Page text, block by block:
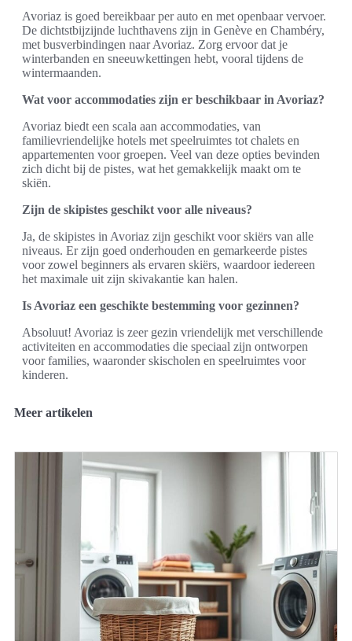
Avoriaz is goed bereikbaar per auto en met openbaar vervoer.
De dichtstbijzijnde luchthavens zijn in Genève en Chambéry,
met busverbindingen naar Avoriaz. Zorg ervoor dat je
winterbanden en sneeuwkettingen hebt, vooral tijdens de
wintermaanden.
Wat voor accommodaties zijn er beschikbaar in Avoriaz?
Avoriaz biedt een scala aan accommodaties, van
familievriendelijke hotels met speelruimtes tot chalets en
appartementen voor groepen. Veel van deze opties bevinden
zich dicht bij de pistes, wat het gemakkelijk maakt om te
skiën.
Zijn de skipistes geschikt voor alle niveaus?
Ja, de skipistes in Avoriaz zijn geschikt voor skiërs van alle
niveaus. Er zijn goed onderhouden en gemarkeerde pistes
voor zowel beginners als ervaren skiërs, waardoor iedereen
het maximale uit zijn skivakantie kan halen.
Is Avoriaz een geschikte bestemming voor gezinnen?
Absoluut! Avoriaz is zeer gezin vriendelijk met verschillende
activiteiten en accommodaties die speciaal zijn ontworpen
voor families, waaronder skischolen en speelruimtes voor
kinderen.
Meer artikelen